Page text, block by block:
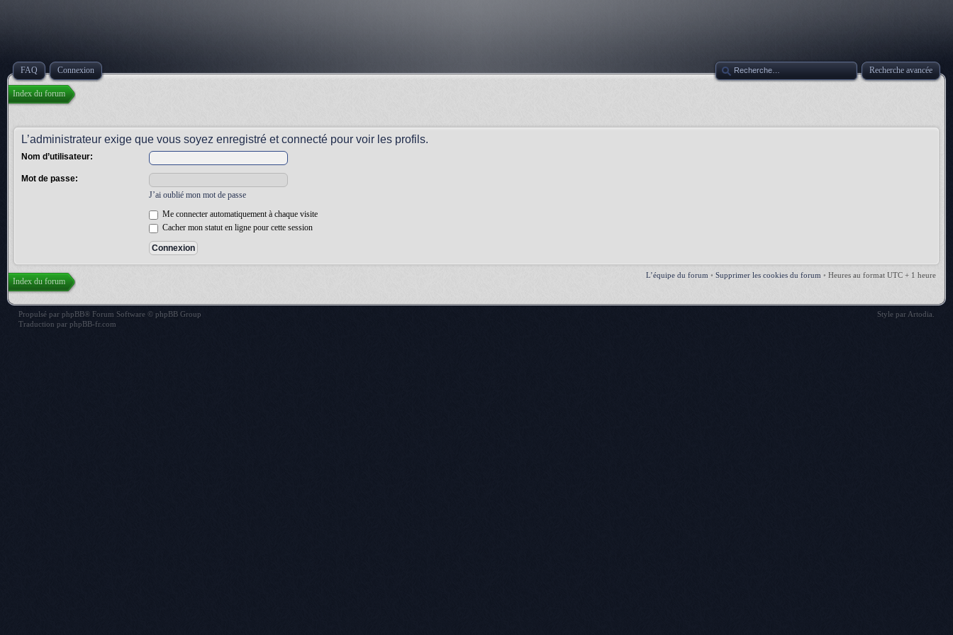
FAQ Connexion Recherche avancée
Index du forum
L’administrateur exige que vous soyez enregistré et connecté pour voir les profils.
Nom d’utilisateur:
Mot de passe:
J’ai oublié mon mot de passe
Me connecter automatiquement à chaque visite
Cacher mon statut en ligne pour cette session
L’équipe du forum • Supprimer les cookies du forum • Heures au format UTC + 1 heure
Index du forum
Propulsé par phpBB® Forum Software © phpBB Group
Traduction par phpBB-fr.com
Style par Artodia